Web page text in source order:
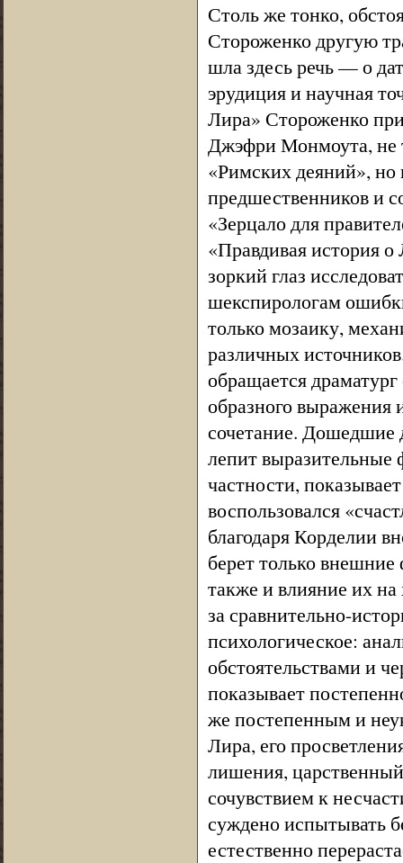
Столь же тонко,
Стороженко другую
шла здесь речь — о
эрудиция и научная
Лира» Стороженко
Джэфри Монмоута, не
«Римских деяний», но
предшественников и
«Зерцало для
«Правдивая история
зоркий глаз
шекспирологам
только мозаику,
различных
обращается
образного выражения
сочетание. Дошедшие
лепит
частности,
воспользовался
благодаря Корделии
берет только
также и влияние их на
за сравнительно-
психологическое:
обстоятельствами и
показывает
же постепенным и
Лира, его
лишения,
сочувствием к
суждено испытывать
естественно